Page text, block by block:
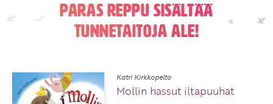
Paras reppu sisältää
tunnetaitoja ALE!
Katri Kirkkopelto
Mollin hassut iltapuuhat